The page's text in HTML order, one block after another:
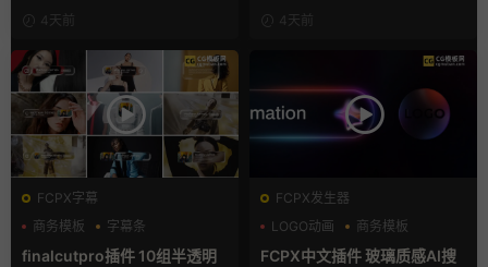
4天前 4天前
FCPX字幕
商务模板
字幕条
finalcutpro插件 10组半透明
FCPX发生器
LOGO动画
商务模板
支持Intel+M芯片
FCPX中文插件 玻璃质感AI搜